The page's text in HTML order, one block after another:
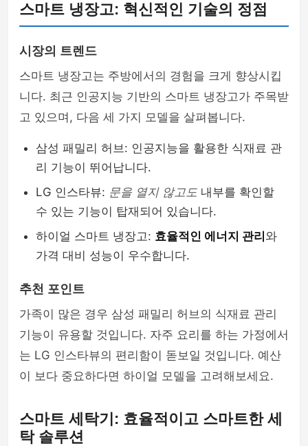
스마트 냉장고: 혁신적인 기술의 정점
시장의 트렌드
스마트 냉장고는 주방에서의 경험을 크게 향상시킵
니다. 최근 인공지능 기반의 스마트 냉장고가 주목받
고 있으며, 다음 세 가지 모델을 살펴봅니다.
삼성 패밀리 허브: 인공지능을 활용한 식재료 관
리 기능이 뛰어납니다.
LG 인스타뷰: 문을 열지 않고도 내부를 확인할
수 있는 기능이 탑재되어 있습니다.
하이얼 스마트 냉장고: 효율적인 에너지 관리 와
가격 대비 성능이 우수합니다.
추천 포인트
가족이 많은 경우 삼성 패밀리 허브의 식재료 관리
기능이 유용할 것입니다. 자주 요리를 하는 가정에서
는 LG 인스타뷰의 편리함이 돋보일 것입니다. 예산
이 보다 중요하다면 하이얼 모델을 고려해보세요.
스마트 세탁기: 효율적이고 스마트한 세
탁 솔루션